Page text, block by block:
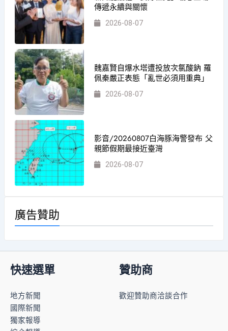
傳遞永續與關懷
2026-08-07
魏嘉賢自爆水塔遭投放次氯酸鈉 羅
佩秦嚴正表態「亂世必須用重典」
2026-08-07
影音/20260807白海豚海警發布 父
親節假期最接近臺灣
2026-08-07
廣告贊助
快速選單
地方新聞
國際新聞
獨家報導
贊助商
歡迎贊助商洽談合作